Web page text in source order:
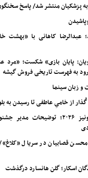
به پزشکیان منتشر شد/ پاسخ
عبدالرضا کاهانی با «بهشت
پایان بازی» شکست؛ «مرد
به فهرست تاریخی فروش گیشه
و زبان سینما
از خامیِ عاطفی تا رسیدن به
فستیوال فیلم ونیز ۲۰۲۶؛
قصابیان در سریال
اسکار؛ گلن هانسارد درگذشت